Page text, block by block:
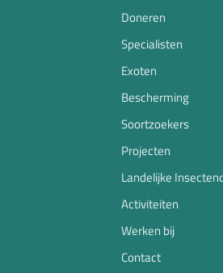
Doneren
Specialisten
Exoten
Bescherming
Soortzoekers
Projecten
Landelijke
Activiteiten
Werken bij
Contact